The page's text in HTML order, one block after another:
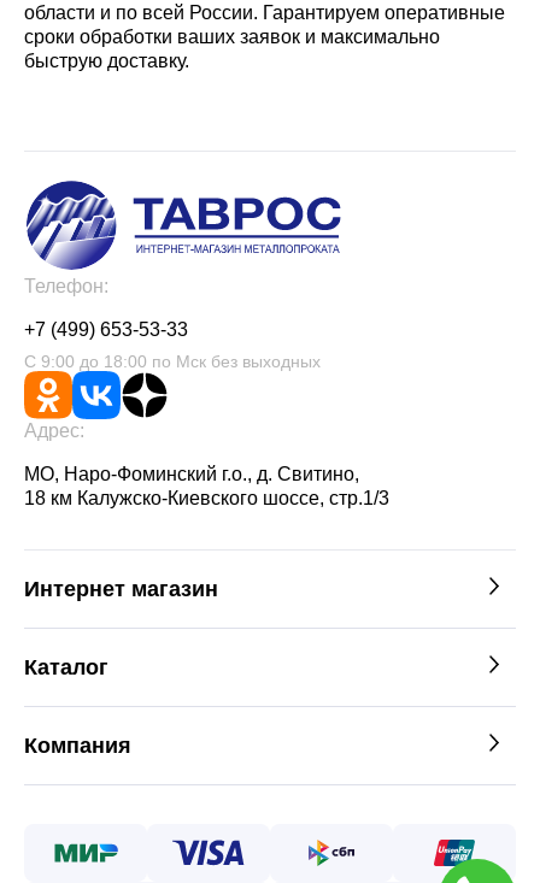
области и по всей России. Гарантируем оперативные
сроки обработки ваших заявок и максимально
быструю доставку.
Телефон:
+7 (499) 653-53-33
С 9:00 до 18:00 по Мск без выходных
Адрес:
МО, Наро-Фоминский г.о., д. Свитино,
18 км Калужско-Киевского шоссе, стр.1/3
Интернет магазин
Каталог
Компания